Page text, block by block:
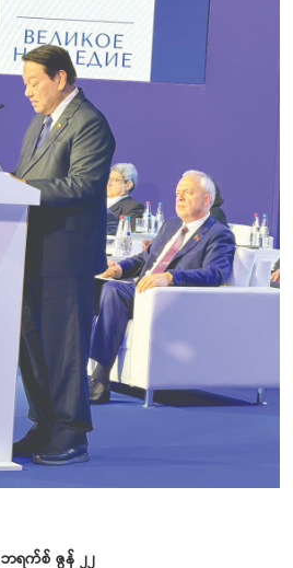
ဘရက်စ် ဇွန် ၂၂